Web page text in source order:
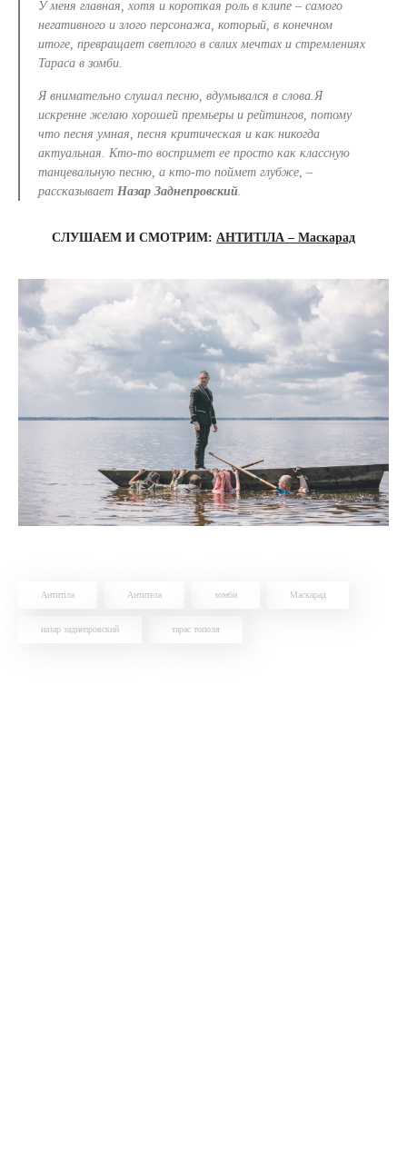
У меня главная, хотя и короткая роль в клипе – самого
негативного и злого персонажа, который, в конечном
итоге, превращает светлого в свлих мечтах и стремлениях
Тараса в зомби.
Я внимательно слушал песню, вдумывался в слова.Я
искренне желаю хорошей премьеры и рейтингов, потому
что песня умная, песня критическая и как никогда
актуальная. Кто-то воспримет ее просто как классную
танцевальную песню, а кто-то поймет глубже, –
рассказывает Назар Заднепровский.
СЛУШАЕМ И СМОТРИМ: АНТИТІЛА – Маскарад
Антитіла Антитела зомби Маскарад
назар заднепровский тарас тополя